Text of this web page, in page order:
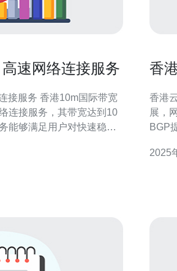
速网络连接服务
国际带宽
连接服务，其带宽达到10
能够满足用户对快速稳定
香
香港云
展，
BGP
的技
2025